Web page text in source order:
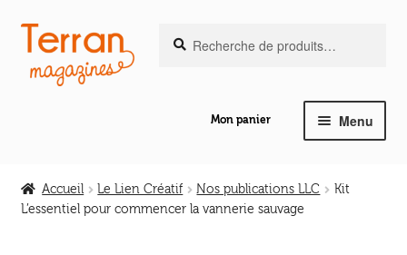
Aller
la
Aller
au
contenu
pour :
Mon panier Menu
Accueil Le Lien Créatif Nos publications LLC
Kit
L’essentiel pour commencer la vannerie sauvage